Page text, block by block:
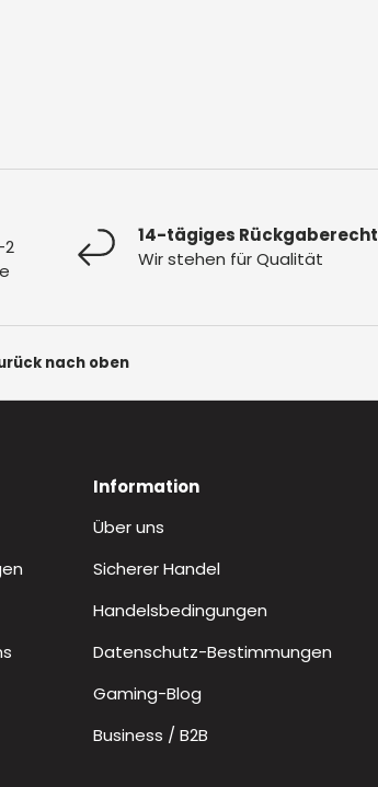
2
14-tägiges Rückgaberecht
Wir stehen für Qualität
nach oben
Information
Über uns
Sicherer Handel
Handelsbedingungen
Datenschutz-Bestimmungen
Gaming-Blog
Business / B2B